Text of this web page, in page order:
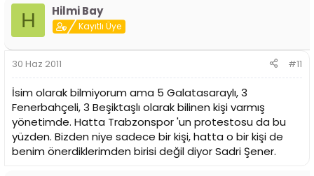
H Hilmi Bay
Kayıtlı Üye
30 Haz 2011 #11
İsim olarak bilmiyorum ama 5 Galatasaraylı, 3
Fenerbahçeli, 3 Beşiktaşlı olarak bilinen kişi varmış
yönetimde. Hatta Trabzonspor 'un protestosu da bu
yüzden. Bizden niye sadece bir kişi, hatta o bir kişi de
benim önerdiklerimden birisi değil diyor Sadri Şener.